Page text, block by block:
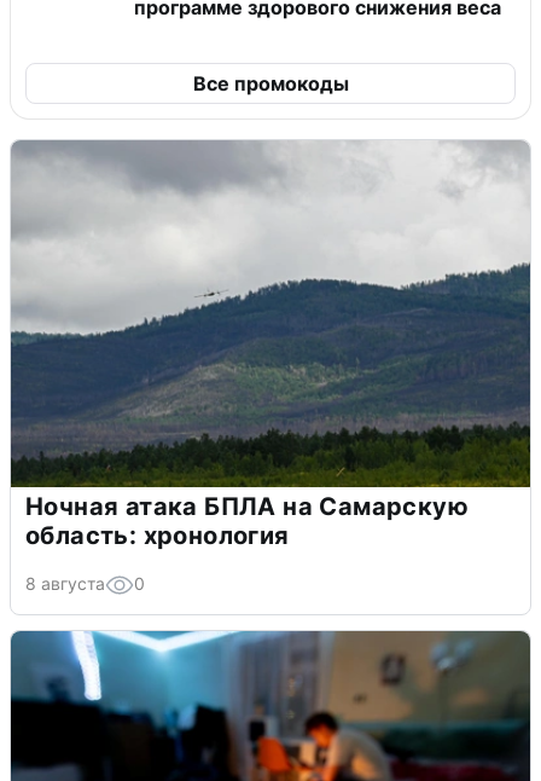
программе здорового снижения веса
Все промокоды
Ночная атака БПЛА на Самарскую
область: хронология
8 августа 0